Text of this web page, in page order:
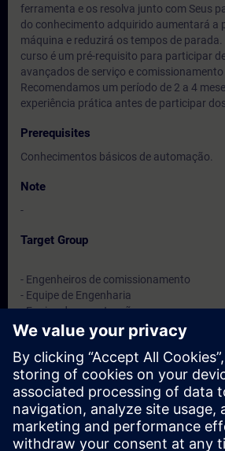
ferramenta e os resolva junto com Seus
do conhecimento adquirido aumentará a
máquina e reduzirá os tempos de
curso é um pré-requisito para participar
avançados de serviço e comissionamento
Recomendamos um período de 2 a 4
experiência prática antes de participar
Prerequisites
Conhecimentos básicos de automação.
Note
-
Target Group
- Engenheiros de comissionamento
- Equipe de Engenharia
- Equipe de manutenção
- Equipe de vendas para sistemas
Dates And Registration
Currently, no events available
Add yourself to the course request list